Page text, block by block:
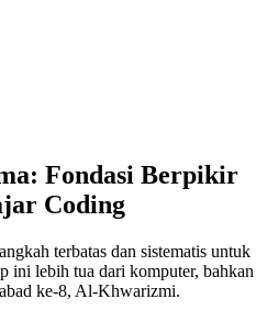
Fondasi Berpikir
Coding
terbatas dan sistematis untuk
ini lebih tua dari komputer, bahkan
ke-8, Al-Khwarizmi.